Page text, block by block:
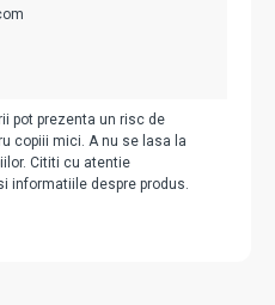
pot prezenta un risc de
copiii mici. A nu se lasa la
Cititi cu atentie
informatiile despre produs.